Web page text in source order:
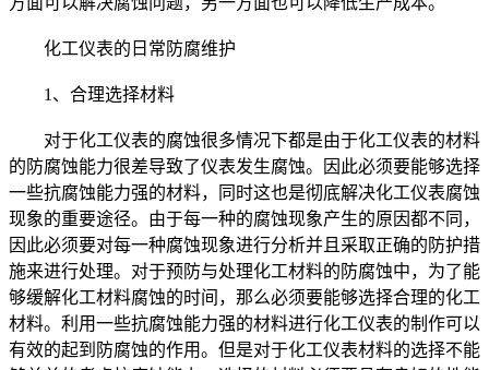
化工仪表的日常防腐维护
1、合理选择材料
对于化工仪表的腐蚀很多情况下都是由于化工仪表的材料
的防腐蚀能力很差导致了仪表发生腐蚀。因此必须要能够选择
一些抗腐蚀能力强的材料，同时这也是彻底解决化工仪表腐蚀
现象的重要途径。由于每一种的腐蚀现象产生的原因都不同，
因此必须要对每一种腐蚀现象进行分析并且采取正确的防护措
施来进行处理。对于预防与处理化工材料的防腐蚀中，为了能
够缓解化工材料腐蚀的时间，那么必须要能够选择合理的化工
材料。利用一些抗腐蚀能力强的材料进行化工仪表的制作可以
有效的起到防腐蚀的作用。但是对于化工仪表材料的选择不能